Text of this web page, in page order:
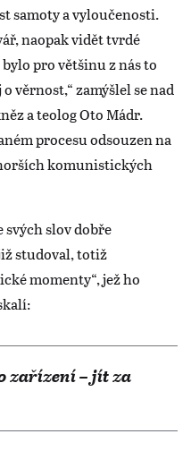
samoty a vyloučenosti.
naopak vidět tvrdé
pro většinu z nás to
věrnost,“ zamýšlel se nad
a teolog Oto Mádr.
procesu odsouzen na
komunistických
slov dobře
studoval, totiž
momenty“, jež ho
zařízení – jít za